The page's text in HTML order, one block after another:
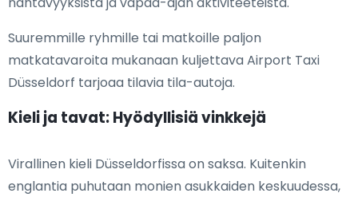
Suuremmille ryhmille tai matkoille paljon
matkatavaroita mukanaan kuljettava Airport Taxi
Düsseldorf tarjoaa tilavia tila-autoja.
Kieli ja tavat: Hyödyllisiä vinkkejä
Virallinen kieli Düsseldorfissa on saksa. Kuitenkin
englantia puhutaan monien asukkaiden keskuudessa,